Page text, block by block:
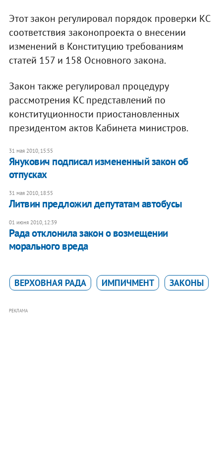
Этот закон регулировал порядок проверки КС
соответствия законопроекта о внесении
изменений в Конституцию требованиям
статей 157 и 158 Основного закона.
Закон также регулировал процедуру
рассмотрения КС представлений по
конституционности приостановленных
президентом актов Кабинета министров.
31 мая 2010, 15:55
Янукович подписал измененный закон об
отпусках
31 мая 2010, 18:55
Литвин предложил депутатам автобусы
01 июня 2010, 12:39
Рада отклонила закон о возмещении
морального вреда
ВЕРХОВНАЯ РАДА ИМПИЧМЕНТ ЗАКОНЫ
РЕКЛАМА